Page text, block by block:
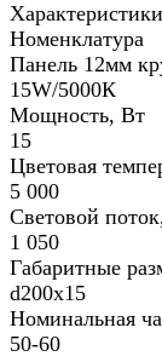
Характеристики
Номенклатура
Панель 12мм
15W/5000К
Мощность, Вт
15
Цветовая
5 000
Световой
1 050
Габаритные
d200х15
Номинальная
50-60